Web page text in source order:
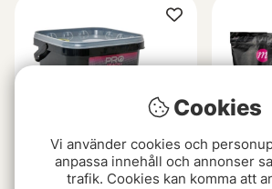
Cookies
Vi använder cookies och
anpassa innehåll och annonser
trafik. Cookies kan komma att